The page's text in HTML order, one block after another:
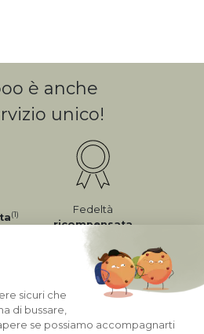
è anche
unico!
(1)
Fedeltà
ricompensata
sicuro